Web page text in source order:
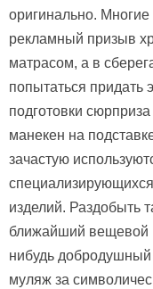
оригинально.
рекламный призыв
матрасом, а в
попытаться придать
подготовки
манекен на
зачастую
изделий. Раздобыть
ближайший вещевой
нибудь добродушный
муляж за